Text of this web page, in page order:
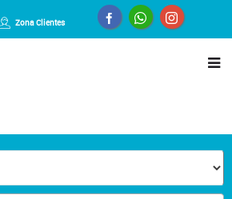
Zona Clientes